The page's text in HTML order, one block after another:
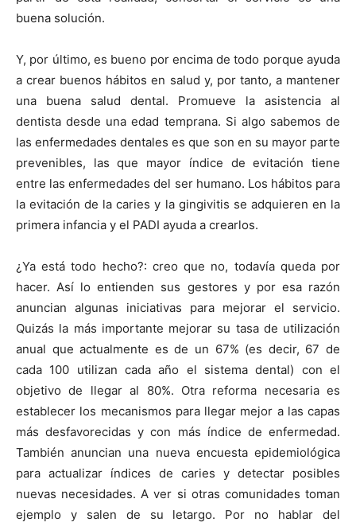
buena solución.
Y, por último, es bueno por encima de todo porque ayuda
a crear buenos hábitos en salud y, por tanto, a mantener
una buena salud dental. Promueve la asistencia al
dentista desde una edad temprana. Si algo sabemos de
las enfermedades dentales es que son en su mayor parte
prevenibles, las que mayor índice de evitación tiene
entre las enfermedades del ser humano. Los hábitos para
la evitación de la caries y la gingivitis se adquieren en la
primera infancia y el PADI ayuda a crearlos.
¿Ya está todo hecho?: creo que no, todavía queda por
hacer. Así lo entienden sus gestores y por esa razón
anuncian algunas iniciativas para mejorar el servicio.
Quizás la más importante mejorar su tasa de utilización
anual que actualmente es de un 67% (es decir, 67 de
cada 100 utilizan cada año el sistema dental) con el
objetivo de llegar al 80%. Otra reforma necesaria es
establecer los mecanismos para llegar mejor a las capas
más desfavorecidas y con más índice de enfermedad.
También anuncian una nueva encuesta epidemiológica
para actualizar índices de caries y detectar posibles
nuevas necesidades. A ver si otras comunidades toman
ejemplo y salen de su letargo. Por no hablar del